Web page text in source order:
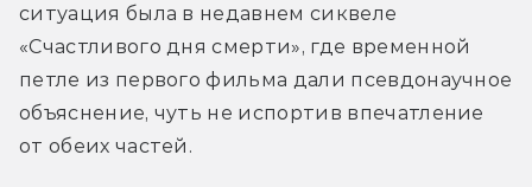
ситуация была в недавнем сиквеле
«Счастливого дня смерти», где временной
петле из первого фильма дали псевдонаучное
объяснение, чуть не испортив впечатление
от обеих частей.